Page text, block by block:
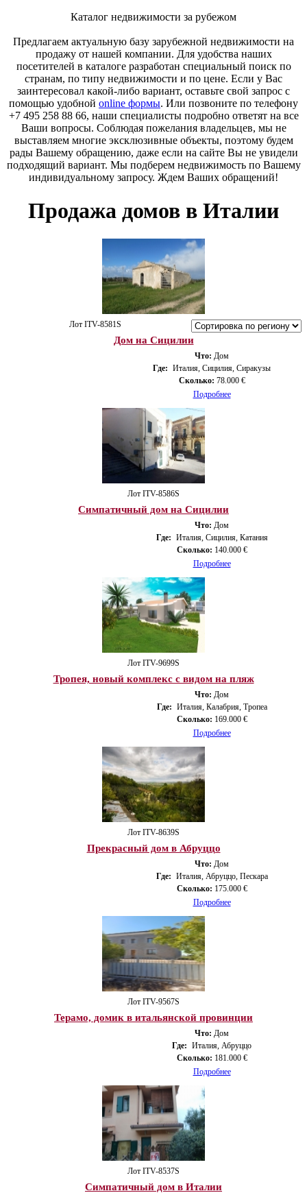
Каталог недвижимости за рубежом
Предлагаем актуальную базу зарубежной недвижимости на
продажу от нашей компании. Для удобства наших
посетителей в каталоге разработан специальный поиск по
странам, по типу недвижимости и по цене. Если у Вас
заинтересовал какой-либо вариант, оставьте свой запрос с
помощью удобной online формы. Или позвоните по телефону
+7 495 258 88 66, наши специалисты подробно ответят на все
Ваши вопросы. Соблюдая пожелания владельцев, мы не
выставляем многие эксклюзивные объекты, поэтому будем
рады Вашему обращению, даже если на сайте Вы не увидели
подходящий вариант. Мы подберем недвижимость по Вашему
индивидуальному запросу. Ждем Ваших обращений!
Продажа домов в Италии
Лот ITV-8581S
Дом на Сицилии
Что: Дом
Где: Италия, Сицилия, Сиракузы
Сколько: 78.000 €
Подробнее
Лот ITV-8586S
Симпатичный дом на Сицилии
Что: Дом
Где: Италия, Сицилия, Катания
Сколько: 140.000 €
Подробнее
Лот ITV-9699S
Тропея, новый комплекс с видом на пляж
Что: Дом
Где: Италия, Калабрия, Тропеа
Сколько: 169.000 €
Подробнее
Лот ITV-8639S
Прекрасный дом в Абруццо
Что: Дом
Где: Италия, Абруццо, Пескара
Сколько: 175.000 €
Подробнее
Лот ITV-9567S
Терамо, домик в итальянской провинции
Что: Дом
Где: Италия, Абруццо
Сколько: 181.000 €
Подробнее
Лот ITV-8537S
Симпатичный дом в Италии